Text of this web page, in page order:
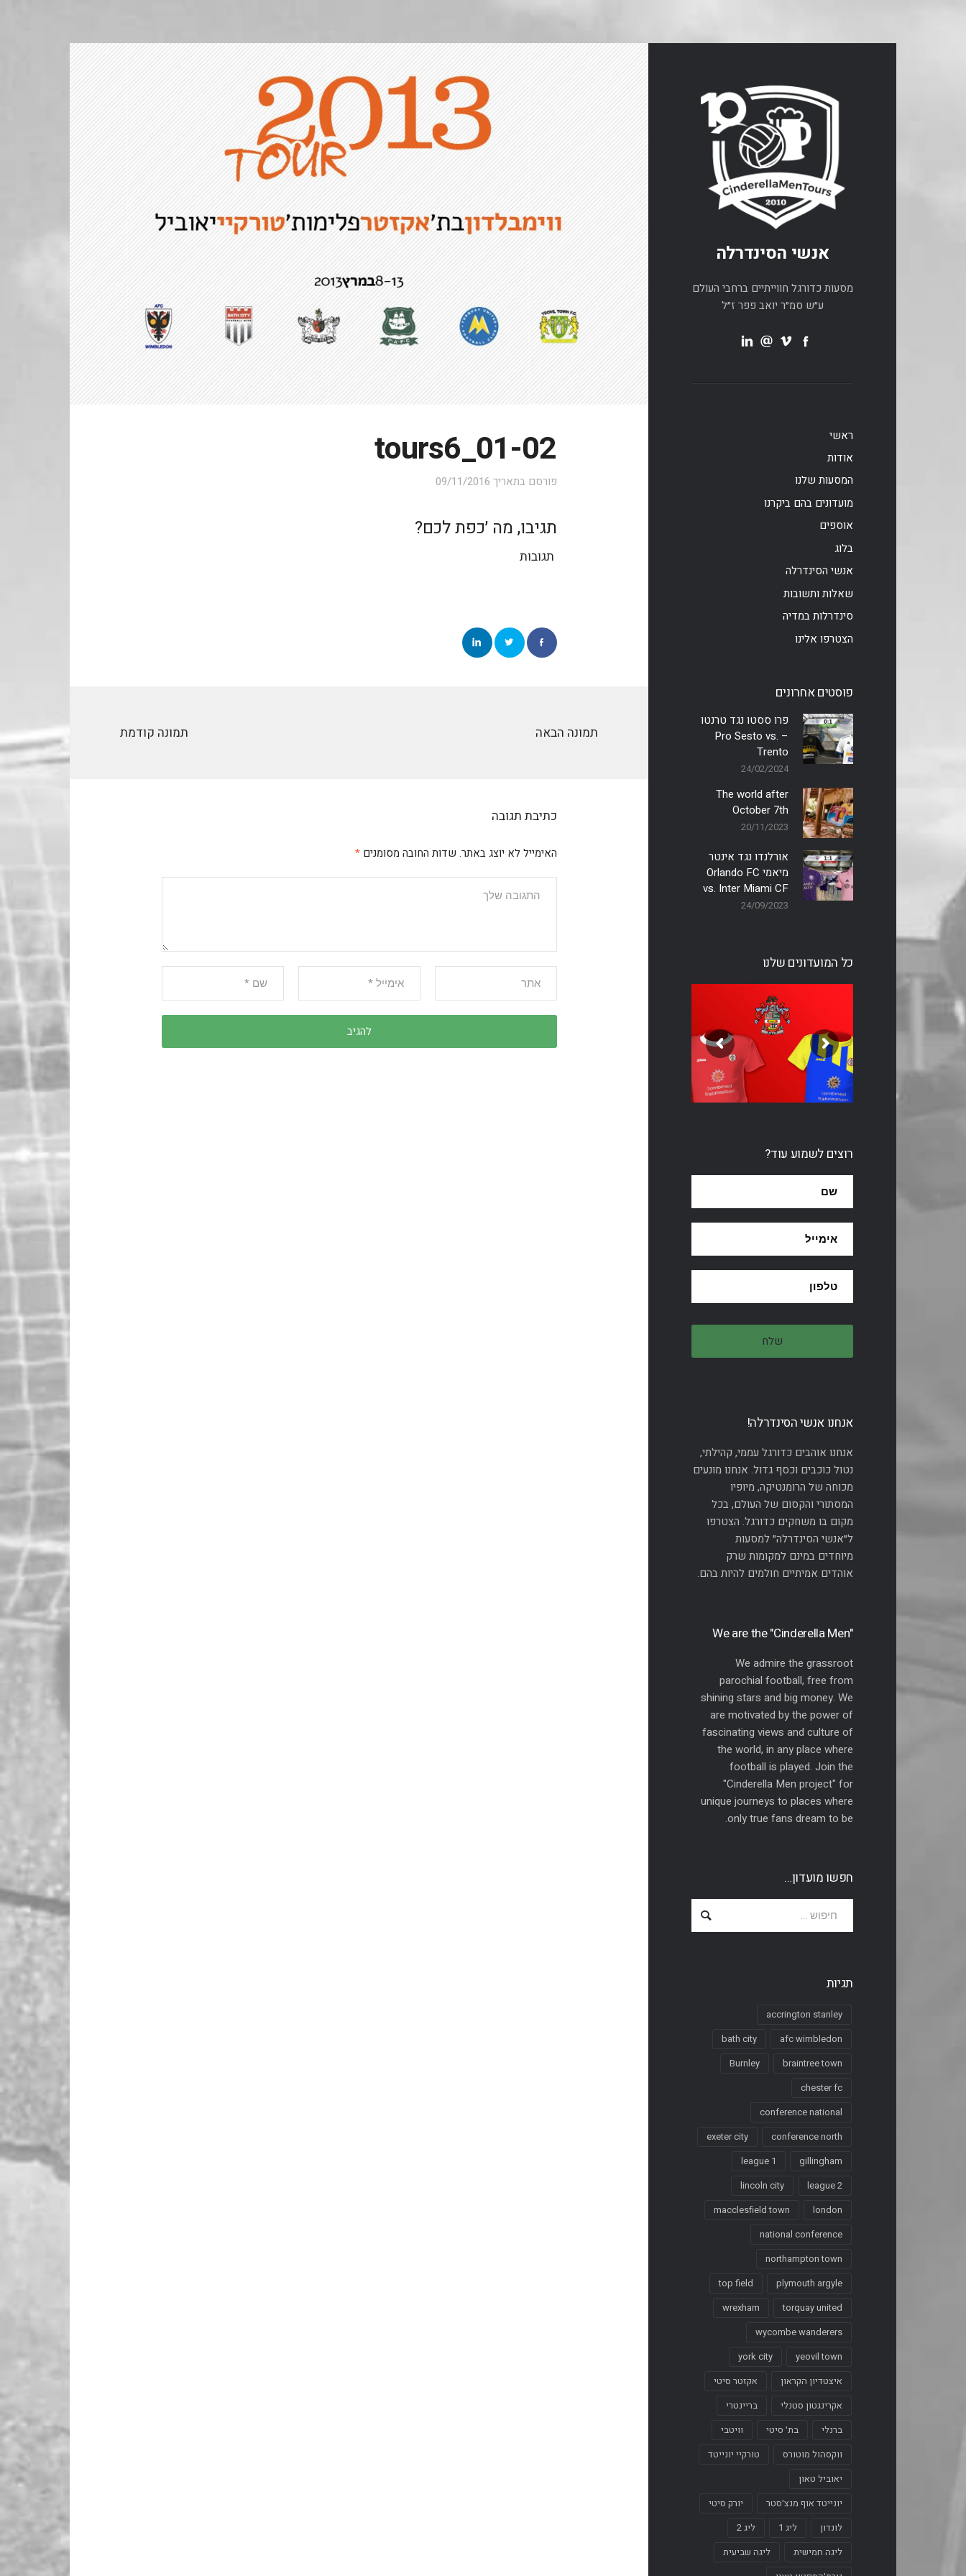
אנשי הסינדרלה
מסעות כדורגל חווייתיים ברחבי העולם
ע״ש סמ״ר יואב פפר ז״ל
ראשי
אודות
המסעות שלנו
מועדונים בהם ביקרנו
אוספים
בלוג
אנשי הסינדרלה
שאלות ותשובות
סינדרלות במדיה
הצטרפו אלינו
פוסטים אחרונים
פרו ססטו נגד טרנטו
– Pro Sesto vs.
Trento
24/02/2024
The world after
October 7th
20/11/2023
אורלנדו נגד אינטר
מיאמי Orlando FC
vs. Inter Miami CF
24/09/2023
כל המועדונים שלנו
רוצים לשמוע עוד?
אנחנו אנשי הסינדרלה!
אנחנו אוהבים כדורגל עממי, קהילתי,
נטול כוכבים וכסף גדול. אנחנו מונעים
מכוחה של הרומנטיקה, מיופיו
המסתורי והקסום של העולם, בכל
מקום בו משחקים כדורגל. הצטרפו
ל״אנשי הסינדרלה״ למסעות
מיוחדים במינם למקומות שרק
אוהדים אמיתיים חולמים להיות בהם.
"We are the "Cinderella Men
We admire the grassroot
parochial football, free from
shining stars and big money. We
are motivated by the power of
fascinating views and culture of
the world, in any place where
football is played. Join the
"Cinderella Men project" for
unique journeys to places where
only true fans dream to be.
חפשו מועדון…
תגיות
accrington stanley
afc wimbledon
bath city
braintree town
Burnley
chester fc
conference national
conference north
exeter city
gillingham
league 1
league 2
lincoln city
london
macclesfield town
national conference
northampton town
plymouth argyle
top field
torquay united
wrexham
wycombe wanderers
yeovil town
york city
איצטדיון הקראון
אקזטר סיטי
אקרינגטון סטנלי
בריינטרי
ברנלי
בת׳ סיטי
וויטבי
ווקסהול מוטורס
טורקיי יונייטד
יאוביל טאון
יונייטד אוף מנצ׳סטר
יורק סיטי
לונדון
ליג 1
ליג 2
ליגה חמישית
ליגה שביעית
tours6_01-02
פורסם בתאריך 09/11/2016
תגיבו, מה ׳כפת לכם?
תגובות
תמונה קודמת תמונה הבאה
כתיבת תגובה
האימייל לא יוצג באתר. שדות החובה מסומנים*